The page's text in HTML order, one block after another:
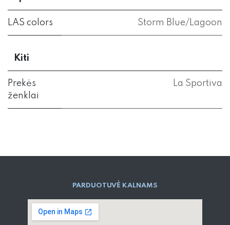
LAS colors Storm Blue/Lagoon
Kiti
Prekės
ženklai
La Sportiva
PARD​UOTUVĖ​ KALNAMS